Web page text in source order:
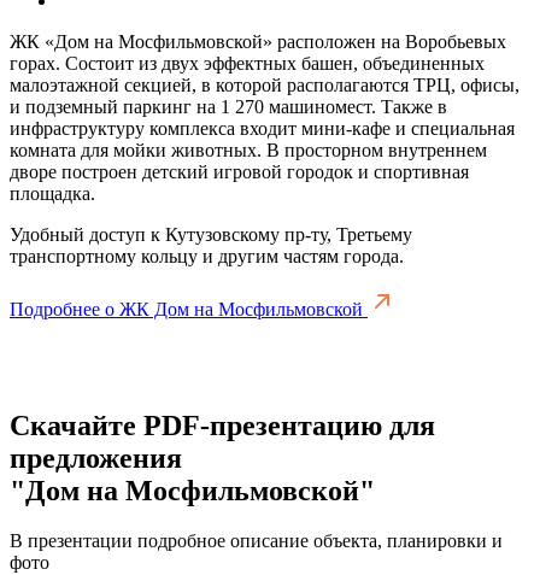
ЖК «Дом на Мосфильмовской» расположен на Воробьевых
горах. Состоит из двух эффектных башен, объединенных
малоэтажной секцией, в которой располагаются ТРЦ, офисы,
и подземный паркинг на 1 270 машиномест. Также в
инфраструктуру комплекса входит мини-кафе и специальная
комната для мойки животных. В просторном внутреннем
дворе построен детский игровой городок и спортивная
площадка.
Удобный доступ к Кутузовскому пр-ту, Третьему
транспортному кольцу и другим частям города.
Подробнее о ЖК Дом на Мосфильмовской
Скачайте PDF-презентацию для
предложения
"Дом на Мосфильмовской"
В презентации подробное описание объекта, планировки и
фото